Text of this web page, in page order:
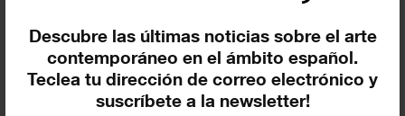
Descubre las últimas noticias sobre el arte
contemporáneo en el ámbito español.
Teclea tu dirección de correo electrónico y
suscríbete a la newsletter!
Exposiciones, inauguraciones,
actividades.
¡Te ayudamos a encontrar el
evento que buscas !